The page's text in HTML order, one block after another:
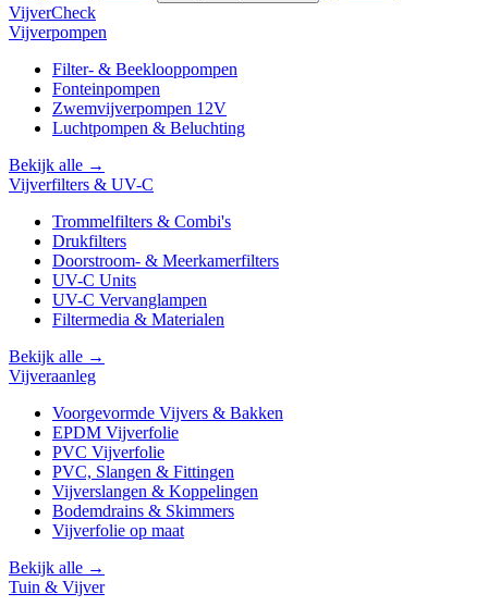
VijverCheck
Vijverpompen
Filter- & Beeklooppompen
Fonteinpompen
Zwemvijverpompen 12V
Luchtpompen & Beluchting
Bekijk alle →
Vijverfilters & UV-C
Trommelfilters & Combi's
Drukfilters
Doorstroom- & Meerkamerfilters
UV-C Units
UV-C Vervanglampen
Filtermedia & Materialen
Bekijk alle →
Vijveraanleg
Voorgevormde Vijvers & Bakken
EPDM Vijverfolie
PVC Vijverfolie
PVC, Slangen & Fittingen
Vijverslangen & Koppelingen
Bodemdrains & Skimmers
Vijverfolie op maat
Bekijk alle →
Tuin & Vijver